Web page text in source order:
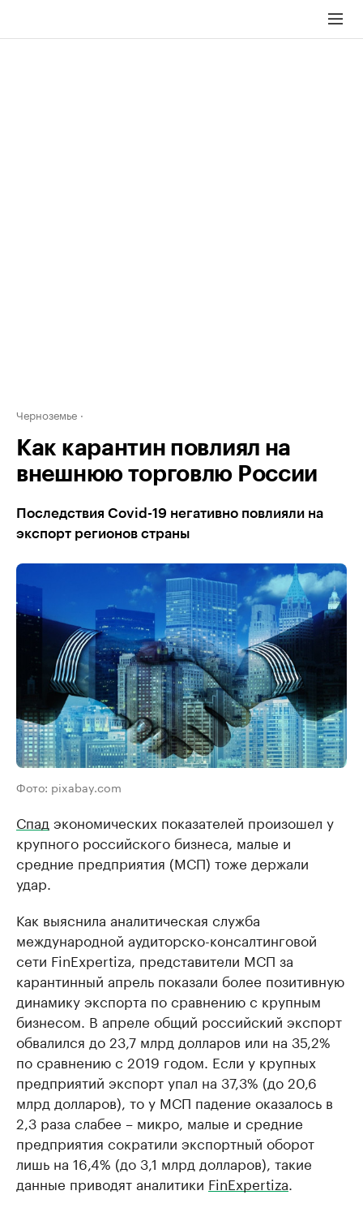
Черноземье
Как карантин повлиял на
внешнюю торговлю России
Последствия Covid-19 негативно повлияли на
экспорт регионов страны
Фото: pixabay.com
Спад экономических показателей произошел у
крупного российского бизнеса, малые и
средние предприятия (МСП) тоже держали
удар.
Как выяснила аналитическая служба
международной аудиторско-консалтинговой
сети FinExpertiza, представители МСП за
карантинный апрель показали более позитивную
динамику экспорта по сравнению с крупным
бизнесом. В апреле общий российский экспорт
обвалился до 23,7 млрд долларов или на 35,2%
по сравнению с 2019 годом. Если у крупных
предприятий экспорт упал на 37,3% (до 20,6
млрд долларов), то у МСП падение оказалось в
2,3 раза слабее – микро, малые и средние
предприятия сократили экспортный оборот
лишь на 16,4% (до 3,1 млрд долларов), такие
данные приводят аналитики FinExpertiza.